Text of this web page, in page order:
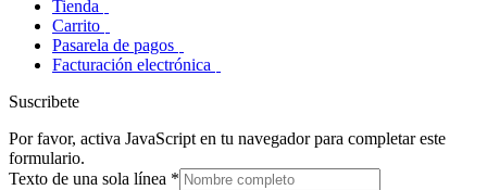
Tienda
Carrito
Pasarela de pagos
Facturación electrónica
Suscribete
Por favor, activa JavaScript en tu navegador para completar este
formulario.
Texto de una sola línea *